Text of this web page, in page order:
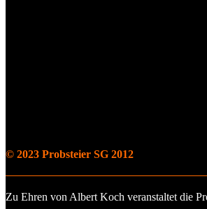
© 2023 Probsteier SG 2012
Zu Ehren von Albert Koch veranstaltet die